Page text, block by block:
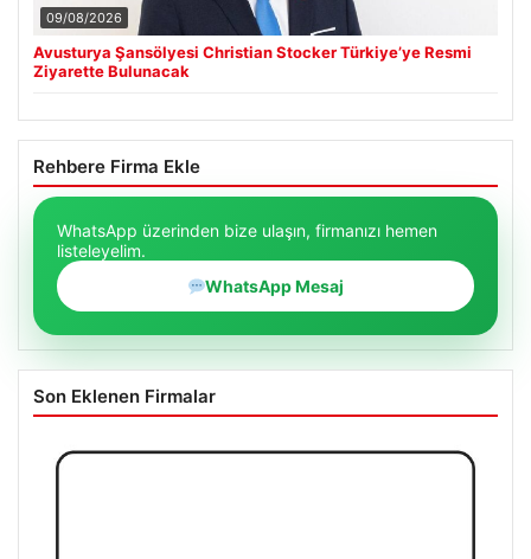
09/08/2026
Avusturya Şansölyesi Christian Stocker Türkiye’ye Resmi
Ziyarette Bulunacak
Rehbere Firma Ekle
WhatsApp üzerinden bize ulaşın, firmanızı hemen
listeleyelim.
WhatsApp Mesaj
Son Eklenen Firmalar